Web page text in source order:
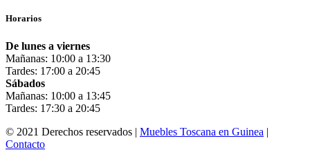
Horarios
De lunes a viernes
Mañanas: 10:00 a 13:30
Tardes: 17:00 a 20:45
Sábados
Mañanas: 10:00 a 13:45
Tardes: 17:30 a 20:45
© 2021 Derechos reservados | Muebles Toscana en Guinea |
Contacto